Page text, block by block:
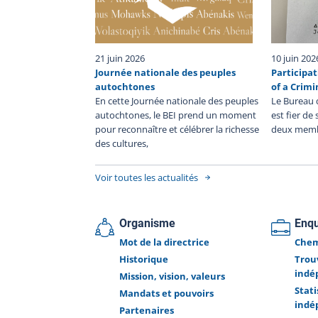
éléments sont sensibles étant donné leur
soulèvent des questions de protection
renseignements personnels. Ce rapport est
Conséquemment, aucune information
extraite de l’enquête ne sera divulguée par le BEI.
Bureau des enquêtes indépendantes a pour
faire la lumière complète sur les faits
l’intervention policière. Le BEI enquête dans tous les
où une personne, autre qu'un policier en
décède, subit une blessure grave ou est blessée par
intervention policière ou durant sa détention
corps de police.
21 juin 2026
Journée nationale des peuples
autochtones
En cette Journée nationale des peuples
autochtones, le BEI prend un moment
pour reconnaître et célébrer la richesse
des cultures,
10 juin
of a
Le
est fier de
deux
Voir toutes les actualités
Organisme
Mot de la directrice
Historique
Mission, vision, valeurs
Mandats et pouvoirs
Partenaires